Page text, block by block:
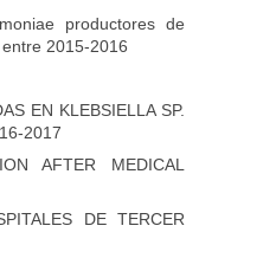
productores de
2015-2016
EN KLEBSIELLA SP.
2017
AFTER MEDICAL
DE TERCER